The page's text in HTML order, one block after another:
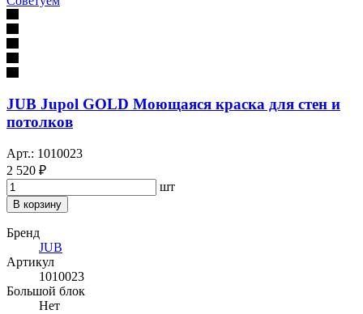
JUB Jupol GOLD Моющаяся краска для стен и
потолков
Арт.: 1010023
2 520 ₽
шт
В корзину
Бренд
JUB
Артикул
1010023
Большой блок
Нет